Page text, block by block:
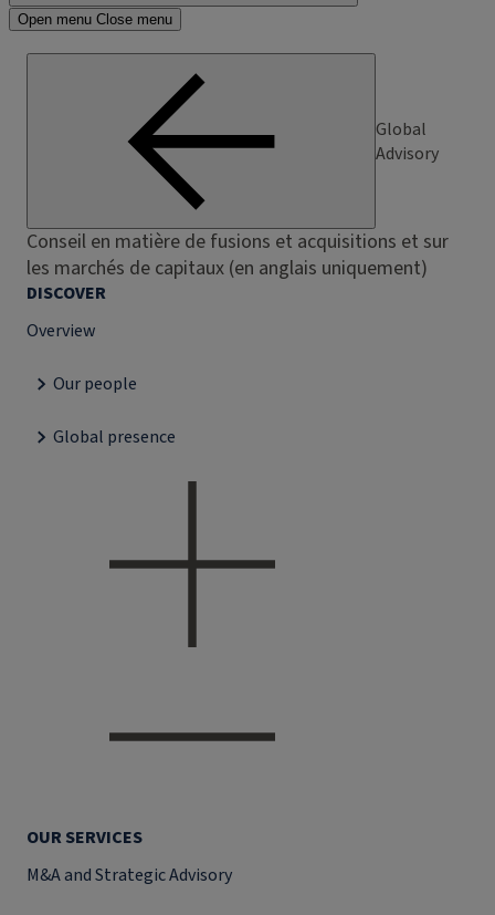
Open menu Close menu
Global
Advisory
Conseil en matière de fusions et acquisitions et sur
les marchés de capitaux (en anglais uniquement)
DISCOVER
Overview
Our people
Global presence
OUR SERVICES
M&A and Strategic Advisory